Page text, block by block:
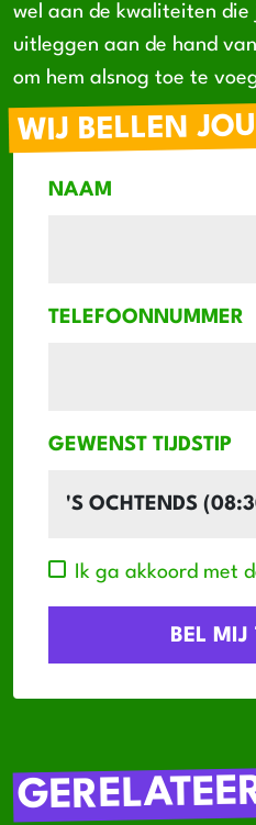
wel aan de kwaliteiten die
uitleggen aan de hand
om hem alsnog toe te
WIJ BELLEN
NAAM
TELEFOONNUMMER
GEWENST TIJDSTIP
Ik ga akkoord met